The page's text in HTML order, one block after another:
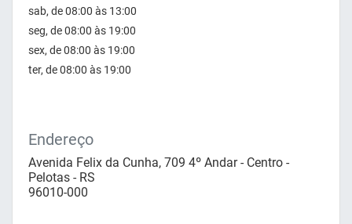
sab, de 08:00 às 13:00
seg, de 08:00 às 19:00
sex, de 08:00 às 19:00
ter, de 08:00 às 19:00
Endereço
Avenida Felix da Cunha, 709 4º Andar - Centro -
Pelotas - RS
96010-000